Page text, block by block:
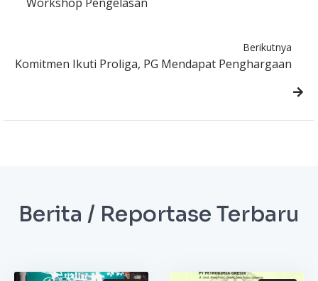
Berikutnya
Komitmen Ikuti Proliga, PG Mendapat Penghargaan
Berita / Reportase Terbaru